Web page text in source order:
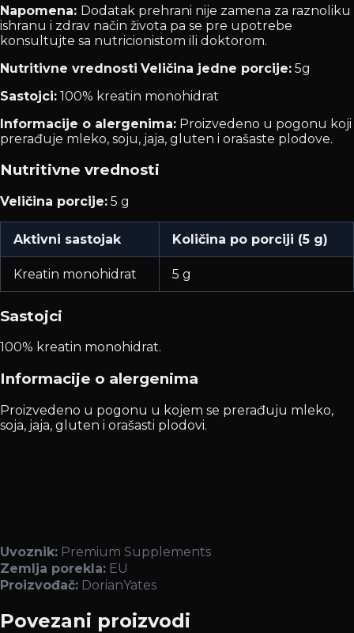
Napomena: Dodatak prehrani nije zamena za raznoliku
ishranu i zdrav način života pa se pre upotrebe
konsultujte sa nutricionistom ili doktorom.
Nutritivne vrednosti Veličina jedne porcije: 5g
Sastojci: 100% kreatin monohidrat
Informacije o alergenima: Proizvedeno u pogonu koji
prerađuje mleko, soju, jaja, gluten i orašaste plodove.
Nutritivne vrednosti
Veličina porcije: 5 g
Aktivni sastojak Količina po porciji (5 g)
Kreatin monohidrat 5 g
Sastojci
100% kreatin monohidrat.
Informacije o alergenima
Proizvedeno u pogonu u kojem se prerađuju mleko,
soja, jaja, gluten i orašasti plodovi.
Uvoznik: Premium Supplements
Zemlja porekla: EU
Proizvođač: DorianYates
Povezani proizvodi